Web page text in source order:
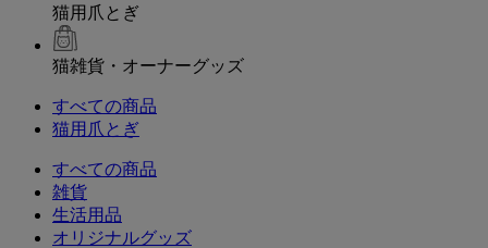
猫用爪とぎ
猫雑貨・オーナーグッズ
すべての商品
猫用爪とぎ
すべての商品
雑貨
生活用品
オリジナルグッズ